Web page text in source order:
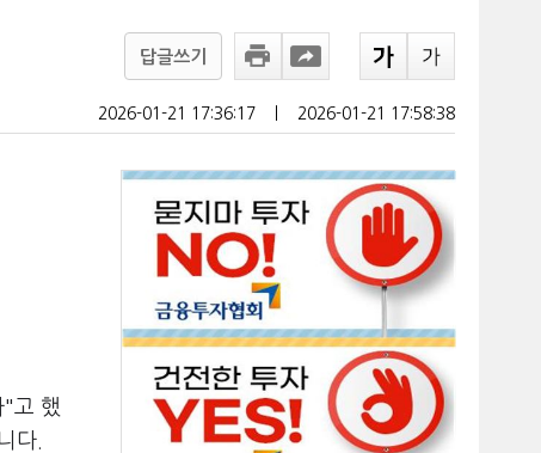
답글쓰기
2026-01-21 17:36:17 2026-01-21 17:58:38
"고 했
다.